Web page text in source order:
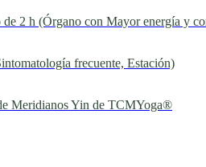
de 2 h (Órgano con Mayor energía y
frecuente, Estación)
Meridianos Yin de TCMYoga®